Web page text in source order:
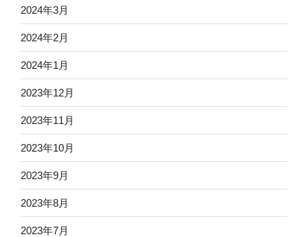
2024年3月
2024年2月
2024年1月
2023年12月
2023年11月
2023年10月
2023年9月
2023年8月
2023年7月